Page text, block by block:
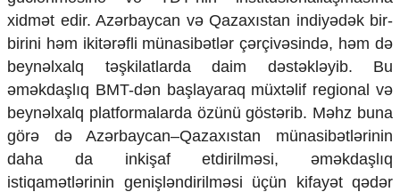
xidmət edir. Azərbaycan və Qazaxıstan indiyədək bir-
birini həm ikitərəfli münasibətlər çərçivəsində, həm də
beynəlxalq təşkilatlarda daim dəstəkləyib. Bu
əməkdaşlıq BMT-dən başlayaraq müxtəlif regional və
beynəlxalq platformalarda özünü göstərib. Məhz buna
görə də Azərbaycan–Qazaxıstan münasibətlərinin
daha da inkişaf etdirilməsi, əməkdaşlıq
istiqamətlərinin genişləndirilməsi üçün kifayət qədər